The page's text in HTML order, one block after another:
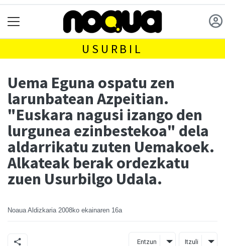
USURBIL
Uema Eguna ospatu zen
larunbatean Azpeitian.
"Euskara nagusi izango den
lurgunea ezinbestekoa" dela
aldarrikatu zuten Uemakoek.
Alkateak berak ordezkatu
zuen Usurbilgo Udala.
Noaua Aldizkaria 2008ko ekainaren 16a
Entzun Itzuli